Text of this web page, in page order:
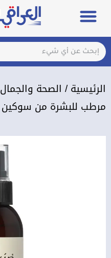
Menu
Search
الرئيسية/ الصحة والجمال
مرطب للبشرة من سوكين 125مل